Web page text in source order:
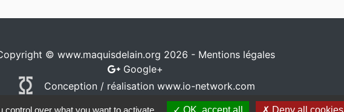
© www.maquisdelain.org 2026 - Mentions légales
Google+
Conception / réalisationwww.io-network.com
over what you want to activate OK, accept all Deny all cookies